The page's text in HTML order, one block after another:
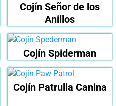
Cojín Señor de los
Anillos
Cojín Spiderman
Cojín Patrulla Canina